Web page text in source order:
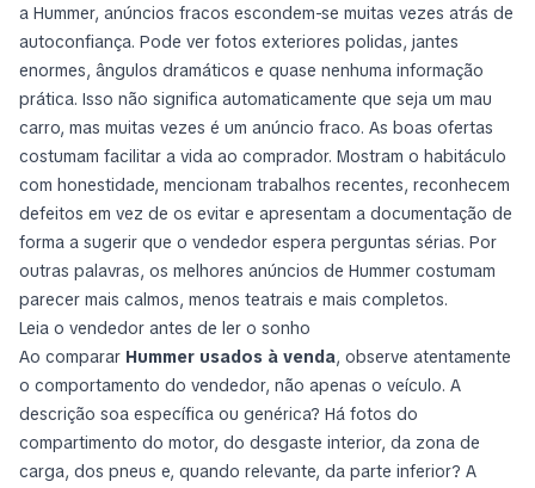
a Hummer, anúncios fracos escondem-se muitas vezes atrás de
autoconfiança. Pode ver fotos exteriores polidas, jantes
enormes, ângulos dramáticos e quase nenhuma informação
prática. Isso não significa automaticamente que seja um mau
carro, mas muitas vezes é um anúncio fraco. As boas ofertas
costumam facilitar a vida ao comprador. Mostram o habitáculo
com honestidade, mencionam trabalhos recentes, reconhecem
defeitos em vez de os evitar e apresentam a documentação de
forma a sugerir que o vendedor espera perguntas sérias. Por
outras palavras, os melhores anúncios de Hummer costumam
parecer mais calmos, menos teatrais e mais completos.
Leia o vendedor antes de ler o sonho
Ao comparar Hummer usados à venda, observe atentamente
o comportamento do vendedor, não apenas o veículo. A
descrição soa específica ou genérica? Há fotos do
compartimento do motor, do desgaste interior, da zona de
carga, dos pneus e, quando relevante, da parte inferior? A